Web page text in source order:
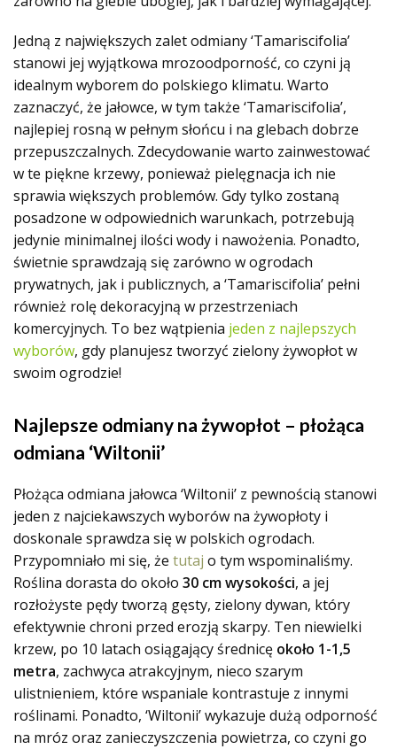
Jedną z największych zalet odmiany ‘Tamariscifolia’
stanowi jej wyjątkowa mrozoodporność, co czyni ją
idealnym wyborem do polskiego klimatu. Warto
zaznaczyć, że jałowce, w tym także ‘Tamariscifolia’,
najlepiej rosną w pełnym słońcu i na glebach dobrze
przepuszczalnych. Zdecydowanie warto zainwestować
w te piękne krzewy, ponieważ pielęgnacja ich nie
sprawia większych problemów. Gdy tylko zostaną
posadzone w odpowiednich warunkach, potrzebują
jedynie minimalnej ilości wody i nawożenia. Ponadto,
świetnie sprawdzają się zarówno w ogrodach
prywatnych, jak i publicznych, a ‘Tamariscifolia’ pełni
również rolę dekoracyjną w przestrzeniach
komercyjnych. To bez wątpienia jeden z najlepszych
wyborów, gdy planujesz tworzyć zielony żywopłot w
swoim ogrodzie!
Najlepsze odmiany na żywopłot – płożąca
odmiana ‘Wiltonii’
Płożąca odmiana jałowca ‘Wiltonii’ z pewnością stanowi
jeden z najciekawszych wyborów na żywopłoty i
doskonale sprawdza się w polskich ogrodach.
Przypomniało mi się, że tutaj o tym wspominaliśmy.
Roślina dorasta do około 30 cm wysokości, a jej
rozłożyste pędy tworzą gęsty, zielony dywan, który
efektywnie chroni przed erozją skarpy. Ten niewielki
krzew, po 10 latach osiągający średnicę około 1-1,5
metra, zachwyca atrakcyjnym, nieco szarym
ulistnieniem, które wspaniale kontrastuje z innymi
roślinami. Ponadto, ‘Wiltonii’ wykazuje dużą odporność
na mróz oraz zanieczyszczenia powietrza, co czyni go